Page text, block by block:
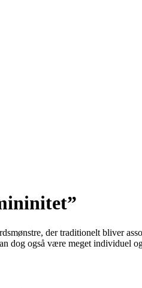
der traditionelt bliver
dog også være meget individuel